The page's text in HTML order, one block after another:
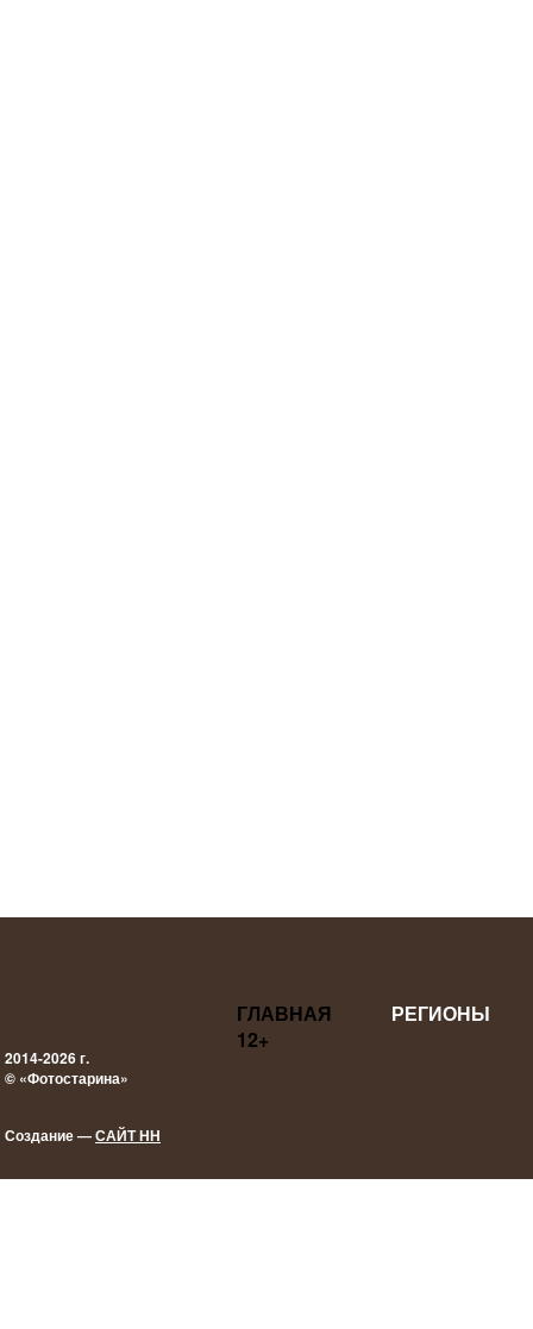
2014-2026 г.
© «Фотостарина»
Создание —САЙТ НН
ГЛАВНАЯ
РЕГИОНЫ
12+